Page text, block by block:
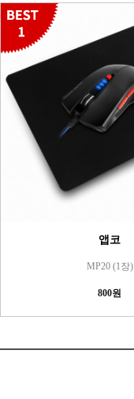
앱코
MP20 (1장)
800원